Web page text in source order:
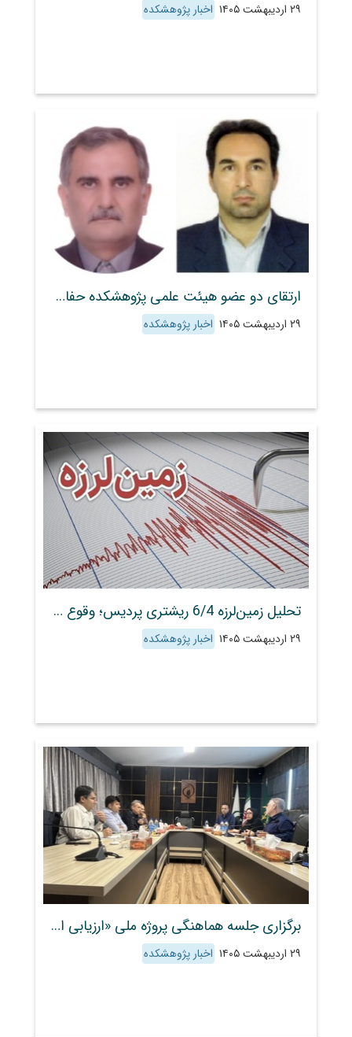
۲۹ اردیبهشت ۱۴۰۵ اخبار پژوهشکده
ارتقای دو عضو هیئت علمی پژوهشکده حفاظت خاک و آبخیزداری
۲۹ اردیبهشت ۱۴۰۵ اخبار پژوهشکده
تحلیل زمین‌لرزه 6/4 ریشتری پردیس؛ وقوع بر روی گسل مشا با پتانسیل لرزه‌زایی 1/7 ریشتر
۲۹ اردیبهشت ۱۴۰۵ اخبار پژوهشکده
برگزاری جلسه هماهنگی پروژه ملی «ارزیابی اثربخشی مدیریت حفاظتی بر ویژگی‌های پوشش گیاهی، آب و خاک» بین پژوهشکده و موسسه تحقیقات جنگل‌ها، مراتع و آبخیزداری
۲۹ اردیبهشت ۱۴۰۵ اخبار پژوهشکده